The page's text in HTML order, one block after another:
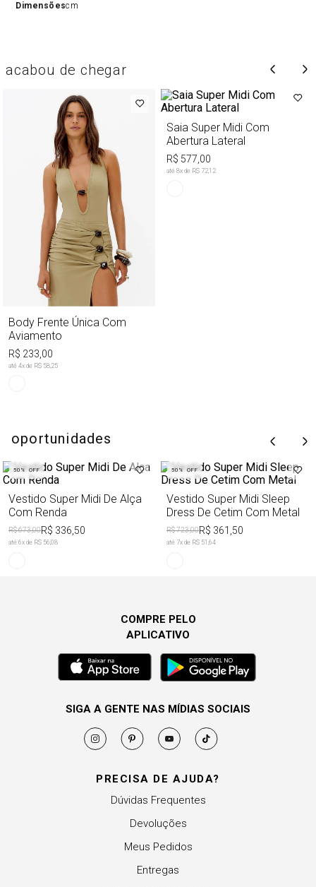
Dimensõescm
acabou de chegar
Body Frente Única Com
Aviamento
R$ 233,00
até 4x de R$ 58,25
Saia Super Midi Com
Abertura Lateral
R$ 577,00
até 8x de R$ 72,12
oportunidades
50% OFF
Vestido Super Midi De Alça
Com Renda
R$ 673,00R$ 336,50
até 6x de R$ 56,08
50% OFF
Vestido Super Midi Sleep
Dress De Cetim Com Metal
R$ 723,00R$ 361,50
até 7x de R$ 51,64
PRECISA DE AJUDA?
Dúvidas Frequentes
Devoluções
Meus Pedidos
Entregas
COMPRE PELO
APLICATIVO
SIGA A GENTE NAS MÍDIAS SOCIAIS